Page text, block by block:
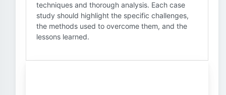
techniques and thorough analysis. Each case
study should highlight the specific challenges,
the methods used to overcome them, and the
lessons learned.